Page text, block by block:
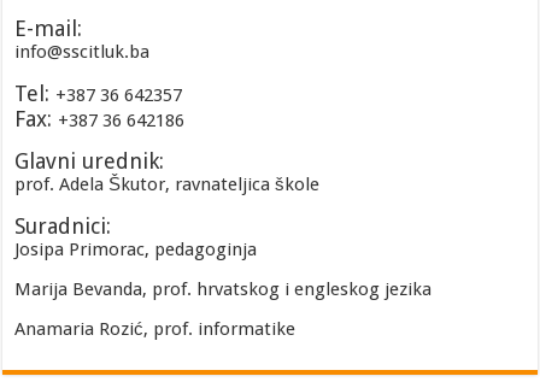
E-mail:
info@sscitluk.ba
Tel: +387 36 642357
Fax: +387 36 642186
Glavni urednik:
prof. Adela Škutor, ravnateljica škole
Suradnici:
Josipa Primorac, pedagoginja
Marija Bevanda, prof. hrvatskog i engleskog jezika
Anamaria Rozić, prof. informatike